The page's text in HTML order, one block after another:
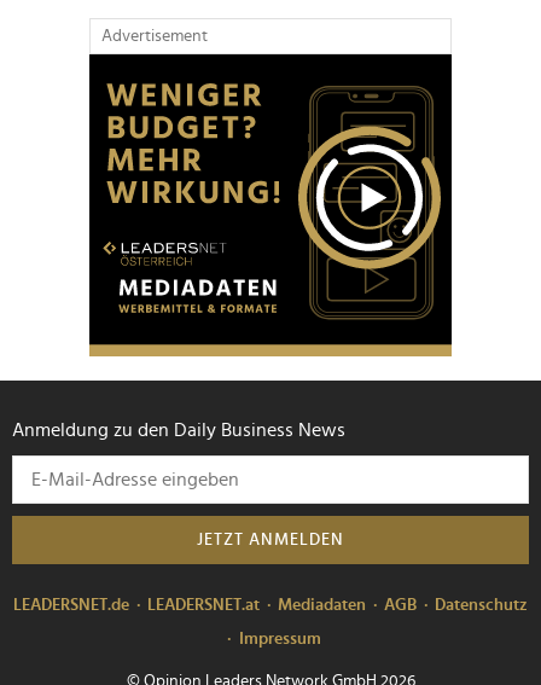
Advertisement
Anmeldung zu den Daily Business News
JETZT ANMELDEN
LEADERSNET.de LEADERSNET.at Mediadaten AGB
Datenschutz
Impressum